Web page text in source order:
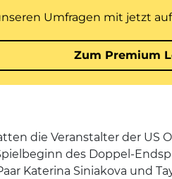
die Veranstalter der US
des Doppel-
Katerina Siniakova und